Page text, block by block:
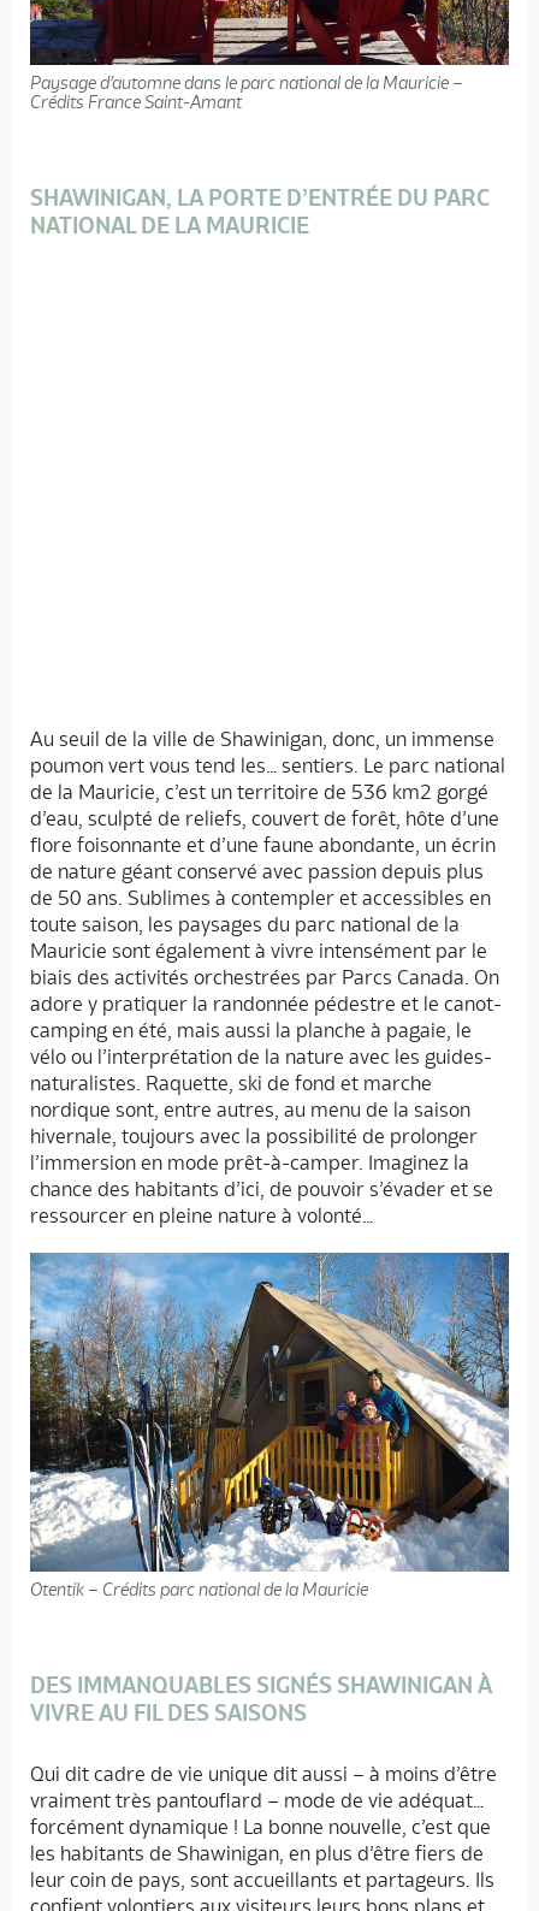
Paysage d’automne dans le parc national de la Mauricie –
Crédits France Saint-Amant
SHAWINIGAN, LA PORTE D’ENTRÉE DU PARC
NATIONAL DE LA MAURICIE
Au seuil de la ville de Shawinigan, donc, un immense
poumon vert vous tend les… sentiers. Le parc national
de la Mauricie, c’est un territoire de 536 km2 gorgé
d’eau, sculpté de reliefs, couvert de forêt, hôte d’une
flore foisonnante et d’une faune abondante, un écrin
de nature géant conservé avec passion depuis plus
de 50 ans. Sublimes à contempler et accessibles en
toute saison, les paysages du parc national de la
Mauricie sont également à vivre intensément par le
biais des activités orchestrées par Parcs Canada. On
adore y pratiquer la randonnée pédestre et le canot-
camping en été, mais aussi la planche à pagaie, le
vélo ou l’interprétation de la nature avec les guides-
naturalistes. Raquette, ski de fond et marche
nordique sont, entre autres, au menu de la saison
hivernale, toujours avec la possibilité de prolonger
l’immersion en mode prêt-à-camper. Imaginez la
chance des habitants d’ici, de pouvoir s’évader et se
ressourcer en pleine nature à volonté…
Otentik – Crédits parc national de la Mauricie
DES IMMANQUABLES SIGNÉS SHAWINIGAN À
VIVRE AU FIL DES SAISONS
Qui dit cadre de vie unique dit aussi – à moins d’être
vraiment très pantouflard – mode de vie adéquat…
forcément dynamique ! La bonne nouvelle, c’est que
les habitants de Shawinigan, en plus d’être fiers de
leur coin de pays, sont accueillants et partageurs. Ils
confient volontiers aux visiteurs leurs bons plans et